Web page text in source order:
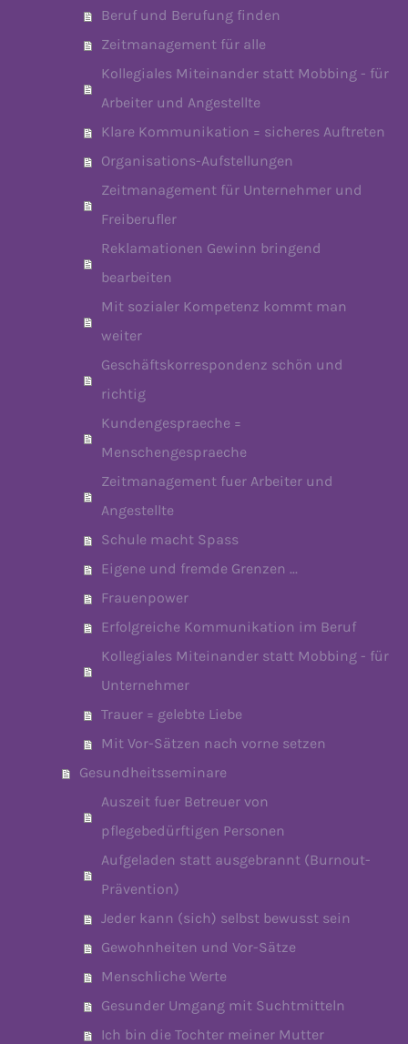
Beruf und Berufung finden
Zeitmanagement für alle
Kollegiales Miteinander statt Mobbing - für
Arbeiter und Angestellte
Klare Kommunikation = sicheres Auftreten
Organisations-Aufstellungen
Zeitmanagement für Unternehmer und
Freiberufler
Reklamationen Gewinn bringend
bearbeiten
Mit sozialer Kompetenz kommt man
weiter
Geschäftskorrespondenz schön und
richtig
Kundengespraeche =
Menschengespraeche
Zeitmanagement fuer Arbeiter und
Angestellte
Schule macht Spass
Eigene und fremde Grenzen ...
Frauenpower
Erfolgreiche Kommunikation im Beruf
Kollegiales Miteinander statt Mobbing - für
Unternehmer
Trauer = gelebte Liebe
Mit Vor-Sätzen nach vorne setzen
Gesundheitsseminare
Auszeit fuer Betreuer von
pflegebedürftigen Personen
Aufgeladen statt ausgebrannt (Burnout-
Prävention)
Jeder kann (sich) selbst bewusst sein
Gewohnheiten und Vor-Sätze
Menschliche Werte
Gesunder Umgang mit Suchtmitteln
Ich bin die Tochter meiner Mutter